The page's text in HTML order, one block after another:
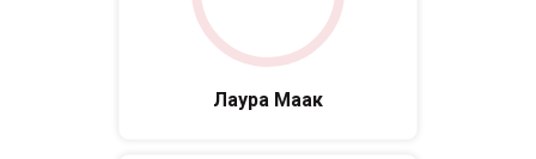
Лаура Маак